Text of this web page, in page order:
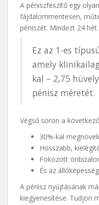
A péniszfeszítő egy
fájdalommentesen,
péniszét. Mindezt 24 hét
Ez az 1-es
amely
kal – 2,75
pénisz méretét.
Végső soron a
30%-kal
Hosszabb,
Fokozott
És az
A pénisz nyújtásának
kiegyenesítése. Tudjon